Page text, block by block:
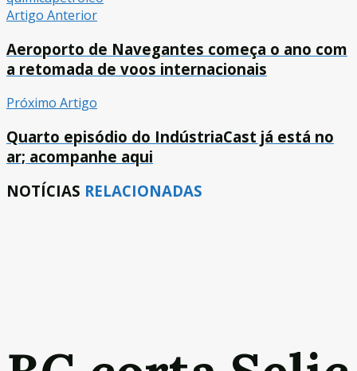
Artigo Anterior
Aeroporto de Navegantes começa o ano com
a retomada de voos internacionais
Próximo Artigo
Quarto episódio do IndústriaCast já está no
ar; acompanhe aqui
NOTÍCIAS RELACIONADAS